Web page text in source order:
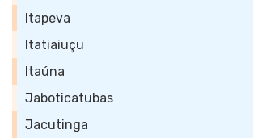
Itapeva
Itatiaiuçu
Itaúna
Jaboticatubas
Jacutinga